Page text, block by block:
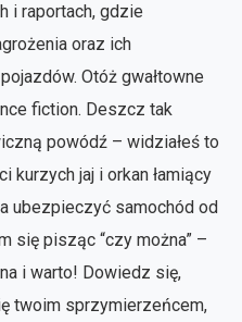
i raportach, gdzie
oraz ich
Otóż gwałtowne
fiction. Deszcz tak
powódź – widziałeś to
kurzych jaj i orkan łamiący
ubezpieczyć samochód od
się pisząc “czy można” –
i warto! Dowiedz się,
twoim sprzymierzeńcem,